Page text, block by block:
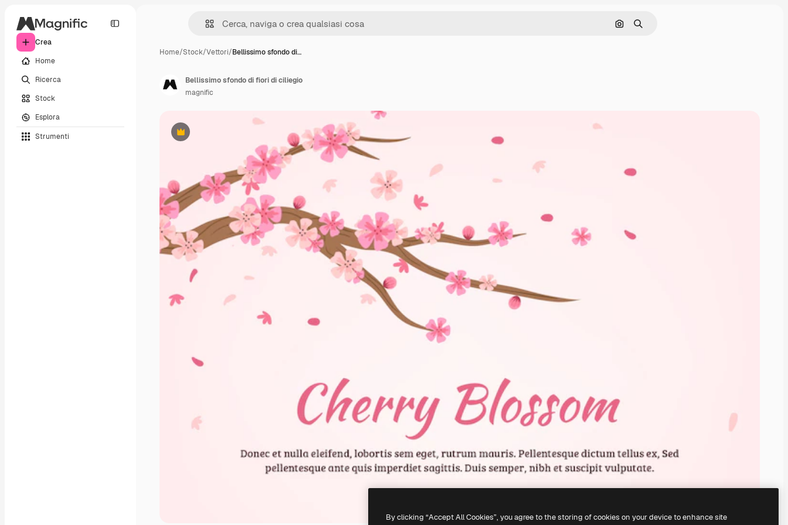
Crea
Home
Ricerca
Stock
Esplora
Strumenti
Cerca per immagine
Ricerca
Home/Stock/Vettori/Bellissimo sfondo di…
Premium
Bellissimo sfondo di fiori di ciliegio
magnific
By clicking “Accept All Cookies”, you agree to the storing of cookies on your device to enhance site